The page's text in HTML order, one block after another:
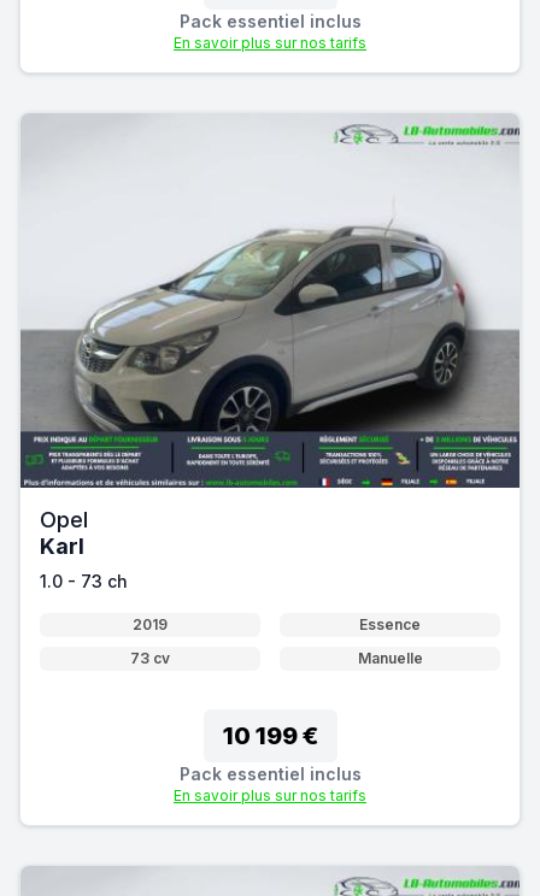
Pack essentiel inclus
En savoir plus sur nos tarifs
Opel
Karl
1.0 - 73 ch
2019
Essence
73 cv
Manuelle
10 199 €
Pack essentiel inclus
En savoir plus sur nos tarifs